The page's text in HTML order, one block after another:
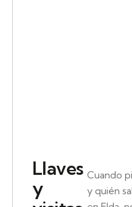
Llaves
y
Cuando
y quién